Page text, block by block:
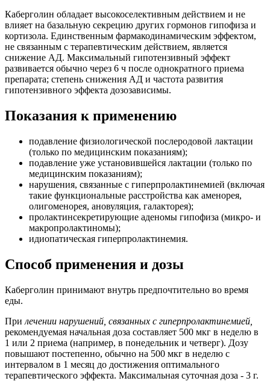
Каберголин обладает высокоселективным действием и не
влияет на базальную секрецию других гормонов гипофиза и
кортизола. Единственным фармакодинамическим эффектом,
не связанным с терапевтическим действием, является
снижение АД. Максимальный гипотензивный эффект
развивается обычно через 6 ч после однократного приема
препарата; степень снижения АД и частота развития
гипотензивного эффекта дозозависимы.
Показания к применению
подавление физиологической послеродовой лактации
(только по медицинским показаниям);
подавление уже установившейся лактации (только по
медицинским показаниям);
нарушения, связанные с гиперпролактинемией (включая
такие функциональные расстройства как аменорея,
олигоменорея, ановуляция, галакторея);
пролактинсекретирующие аденомы гипофиза (микро- и
макропролактиномы);
идиопатическая гиперпролактинемия.
Способ применения и дозы
Каберголин принимают внутрь предпочтительно во время
еды.
При лечении нарушений, связанных с гиперпролактинемией,
рекомендуемая начальная доза составляет 500 мкг в неделю в
1 или 2 приема (например, в понедельник и четверг). Дозу
повышают постепенно, обычно на 500 мкг в неделю с
интервалом в 1 месяц до достижения оптимального
терапевтического эффекта. Максимальная суточная доза - 3 г.